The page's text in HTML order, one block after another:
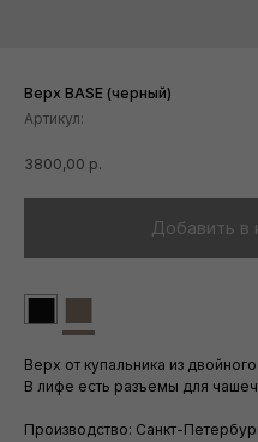
Верх BASE (черный)
Артикул:
3800,00 р.
Добавить в
■■
Верх от купальника из
В лифе есть разъемы для
Производство: Санкт-